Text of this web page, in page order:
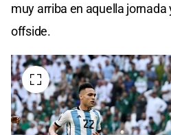
muy arriba en aquella jornada
offside.